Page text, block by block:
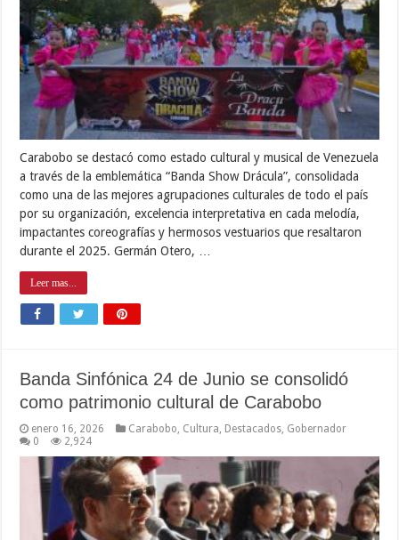
Carabobo se destacó como estado cultural y musical de Venezuela
a través de la emblemática “Banda Show Drácula”, consolidada
como una de las mejores agrupaciones culturales de todo el país
por su organización, excelencia interpretativa en cada melodía,
impactantes coreografías y hermosos vestuarios que resaltaron
durante el 2025. Germán Otero, …
Leer mas...
Banda Sinfónica 24 de Junio se consolidó
como patrimonio cultural de Carabobo
enero 16, 2026 Carabobo, Cultura, Destacados, Gobernador
0
2,924